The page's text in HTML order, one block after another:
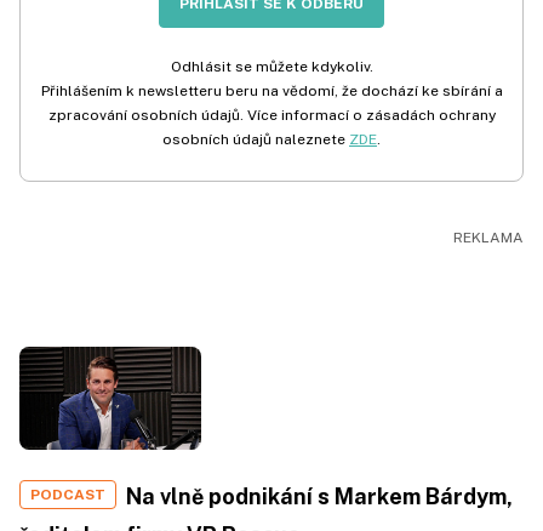
PŘIHLÁSIT SE K ODBĚRU
Odhlásit se můžete kdykoliv.
Přihlášením k newsletteru beru na vědomí, že dochází ke sbírání a
zpracování osobních údajů. Více informací o zásadách ochrany
osobních údajů naleznete ZDE.
PODCAST
Na vlně podnikání s Markem Bárdym,